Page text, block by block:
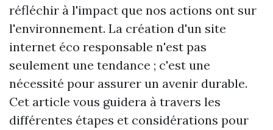
réfléchir à l'impact que nos actions ont sur
l'environnement. La création d'un site
internet éco responsable n'est pas
seulement une tendance ; c'est une
nécessité pour assurer un avenir durable.
Cet article vous guidera à travers les
différentes étapes et considérations pour